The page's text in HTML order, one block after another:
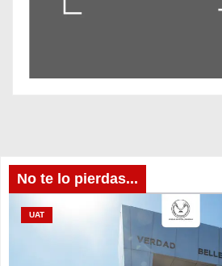
No te lo pierdas...
UAT